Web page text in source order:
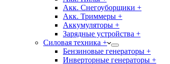
Акк. Снегоуборщики +
Акк. Триммеры +
Аккумуляторы +
Зарядные устройства +
Силовая техника +
Бензиновые генераторы +
Инверторные генераторы +